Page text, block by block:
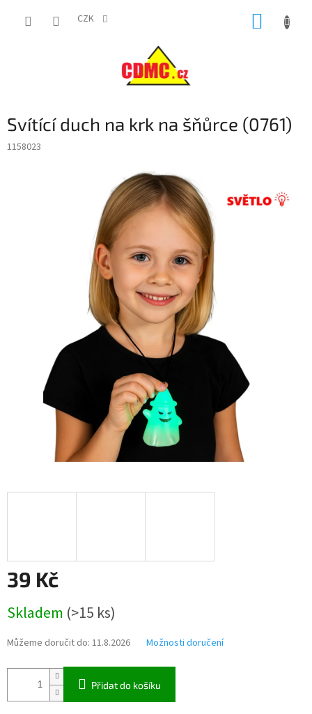
CZK
Svítící duch na krk na šňůrce (0761)
1158023
39 Kč
cena:
Skladem (>15 ks)
Můžeme doručit do: 11.8.2026 Možnosti doručení
Přidat do košíku